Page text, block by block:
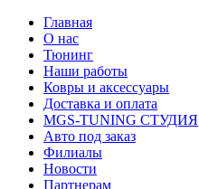
Главная
О нас
Тюнинг
Наши работы
Ковры и аксессуары
Доставка и оплата
MGS-TUNING СТУДИЯ
Авто под заказ
Филиалы
Новости
Партнерам